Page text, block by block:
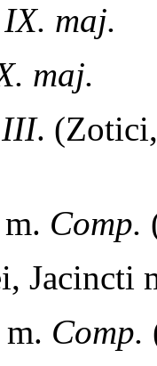
IX. maj.
maj.
III.
Comp.
Jacincti
Comp.